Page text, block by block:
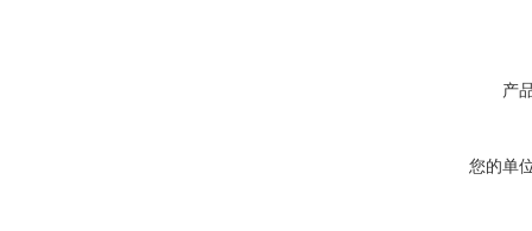
产
您的单